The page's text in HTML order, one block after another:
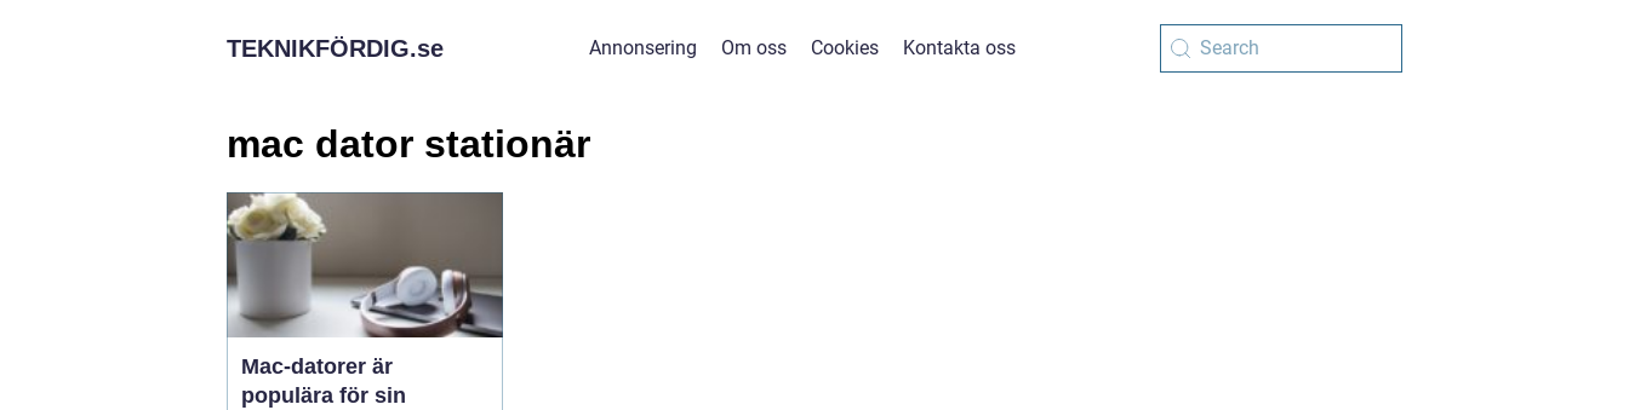
TEKNIKFÖRDIG.se Annonsering Om oss Cookies Kontakta oss
mac dator stationär
Mac-datorer är
populära för sin